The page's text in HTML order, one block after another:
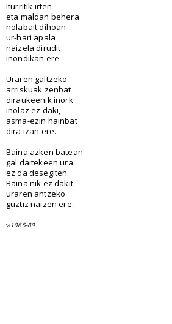
Iturritik irten
eta maldan behera
nolabait dihoan
ur-hari apala
naizela dirudit
inondikan ere.
Uraren galtzeko
arriskuak zenbat
diraukeenik inork
inolaz ez daki,
asma-ezin hainbat
dira izan ere.
Baina azken batean
gal daitekeen ura
ez da desegiten.
Baina nik ez dakit
uraren antzeko
guztiz naizen ere.
w1985-89